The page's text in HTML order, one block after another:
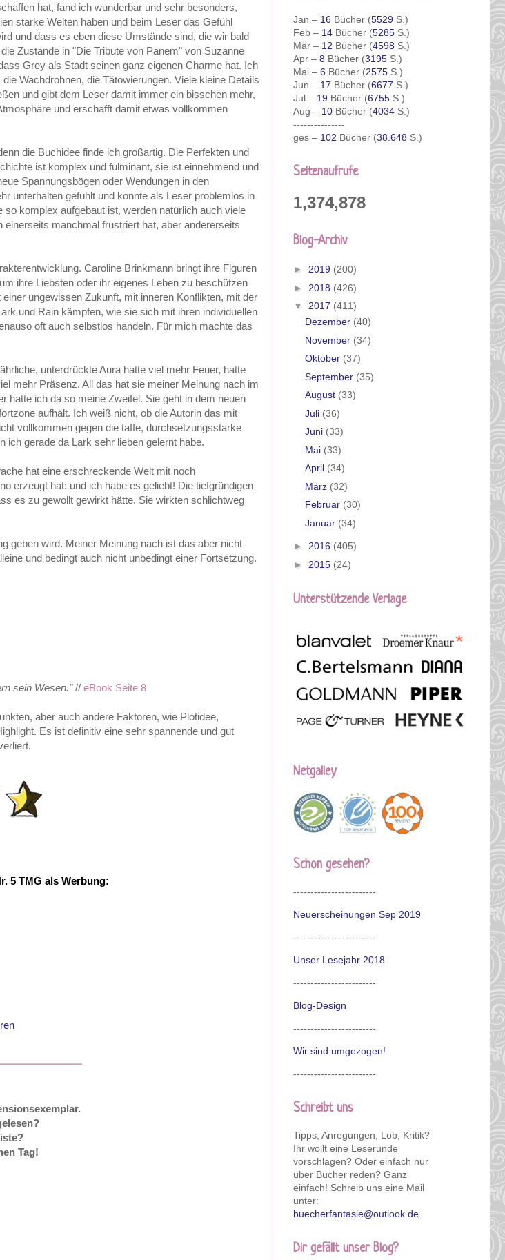
hat, fand ich wunderbar und sehr besonders,
starke Welten haben und beim Leser das Gefühl
und dass es eben diese Umstände sind, die wir bald
Zustände in "Die Tribute von Panem" von Suzanne
Grey als Stadt seinen ganz eigenen Charme hat. Ich
Wachdrohnen, die Tätowierungen. Viele kleine Details
und gibt dem Leser damit immer ein bisschen mehr,
und erschafft damit etwas vollkommen
die Buchidee finde ich großartig. Die Perfekten und
ist komplex und fulminant, sie ist einnehmend und
Spannungsbögen oder Wendungen in den
unterhalten gefühlt und konnte als Leser problemlos in
komplex aufgebaut ist, werden natürlich auch viele
manchmal frustriert hat, aber andererseits
Caroline Brinkmann bringt ihre Figuren
ihre Liebsten oder ihr eigenes Leben zu beschützen
ungewissen Zukunft, mit inneren Konflikten, mit der
und Rain kämpfen, wie sie sich mit ihren individuellen
oft auch selbstlos handeln. Für mich machte das
unterdrückte Aura hatte viel mehr Feuer, hatte
mehr Präsenz. All das hat sie meiner Meinung nach im
hatte ich da so meine Zweifel. Sie geht in dem neuen
aufhält. Ich weiß nicht, ob die Autorin das mit
vollkommen gegen die taffe, durchsetzungsstarke
gerade da Lark sehr lieben gelernt habe.
hat eine erschreckende Welt mit noch
erzeugt hat: und ich habe es geliebt! Die tiefgründigen
es zu gewollt gewirkt hätte. Sie wirkten schlichtweg
geben wird. Meiner Meinung nach ist das aber nicht
und bedingt auch nicht unbedingt einer Fortsetzung.
sein Wesen."// eBook Seite 8
aber auch andere Faktoren, wie Plotidee,
Es ist definitiv eine sehr spannende und gut
5 TMG als Werbung:
Tag!
Jan – 16 Bücher (5529 S.)
Feb – 14 Bücher (5285 S.)
Mär – 12 Bücher (4598 S.)
Apr – 8 Bücher (3195 S.)
Mai – 6 Bücher (2575 S.)
Jun – 17 Bücher (6677 S.)
Jul – 19 Bücher (6755 S.)
Aug – 10 Bücher (4034 S.)
---------------
ges – 102 Bücher (38.648 S.)
Seitenaufrufe
1,374,878
Blog-Archiv
► 2019 (200)
► 2018 (426)
▼ 2017 (411)
Dezember (40)
November (34)
Oktober (37)
September (35)
August (33)
Juli (36)
Juni (33)
Mai (33)
April (34)
März (32)
Februar (30)
Januar (34)
► 2016 (405)
► 2015 (24)
Unterstützende Verlage
Netgalley
Schon gesehen?
------------------------
Neuerscheinungen Sep 2019
------------------------
Unser Lesejahr 2018
------------------------
Blog-Design
------------------------
Wir sind umgezogen!
------------------------
Schreibt uns
Tipps, Anregungen, Lob, Kritik?
Ihr wollt eine Leserunde
vorschlagen? Oder einfach nur
über Bücher reden? Ganz
einfach! Schreib uns eine Mail
unter:
buecherfantasie@outlook.de
Dir gefällt unser Blog?